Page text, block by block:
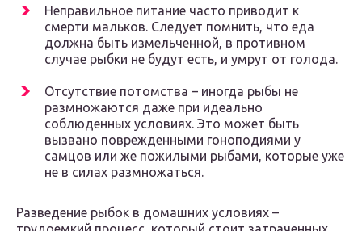
Неправильное питание часто приводит к
смерти мальков. Следует помнить, что еда
должна быть измельченной, в противном
случае рыбки не будут есть, и умрут от голода.
Отсутствие потомства – иногда рыбы не
размножаются даже при идеально
соблюденных условиях. Это может быть
вызвано поврежденными гоноподиями у
самцов или же пожилыми рыбами, которые уже
не в силах размножаться.
Разведение рыбок в домашних условиях –